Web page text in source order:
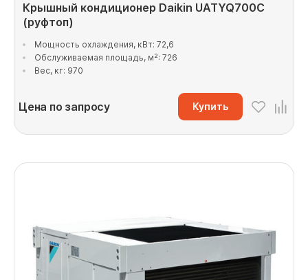
Крышный кондиционер Daikin UATYQ700C
(руфтоп)
Мощность охлаждения, кВт: 72,6
Обслуживаемая площадь, м²: 726
Вес, кг: 970
Цена по запросу Купить